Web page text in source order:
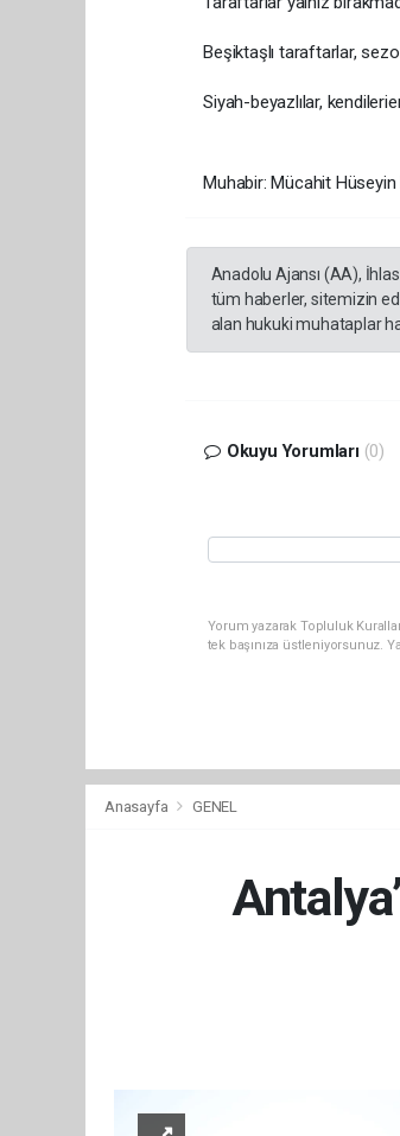
Beşiktaşlı taraftarlar,
Siyah-beyazlılar,
Muhabir: Mücahit Hüseyin
Anadolu Ajansı (AA),
tüm haberler, sitemizin
alan hukuki muhataplar
Okuyu Yorumları (0)
Yorum yazarak Topluluk
tek başınıza üstleniyorsunuz.
Anasayfa GENEL